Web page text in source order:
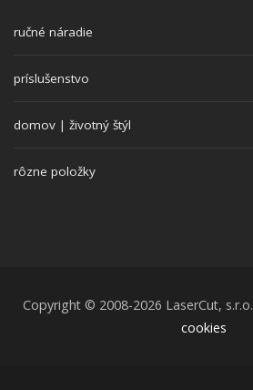
ručné náradie
príslušenstvo
domov | životný štýl
rôzne položky
Copyright © 2008-2026 LaserCut, s.r.o.
cookies